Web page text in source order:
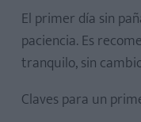
El primer día sin
paciencia. Es
tranquilo, sin
Claves para un